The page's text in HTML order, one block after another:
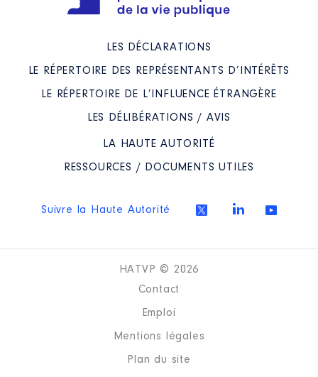
LES DÉCLARATIONS
LE RÉPERTOIRE DES REPRÉSENTANTS D’INTÉRÊTS
LE RÉPERTOIRE DE L’INFLUENCE ÉTRANGÈRE
LES DÉLIBÉRATIONS / AVIS
LA HAUTE AUTORITÉ
RESSOURCES / DOCUMENTS UTILES
Suivre la Haute Autorité
HATVP © 2026
Contact
Emploi
Mentions légales
Plan du site